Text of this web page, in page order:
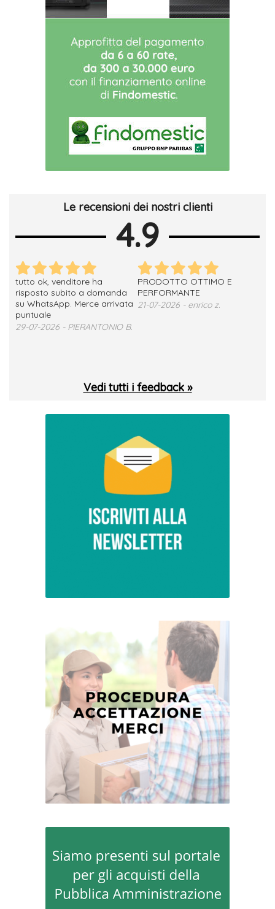
Le recensioni dei nostri clienti
4.9
tutto ok, venditore ha
risposto subito a domanda
su WhatsApp. Merce arrivata
puntuale
29-07-2026 - PIERANTONIO B.
PRODOTTO OTTIMO E
PERFORMANTE
21-07-2026 - enrico z.
Vedi tutti i feedback »